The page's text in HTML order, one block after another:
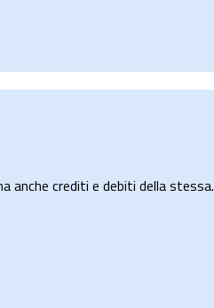
anche crediti e debiti della stessa.